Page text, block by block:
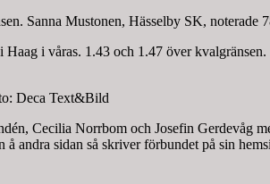
Sanna Mustonen, Hässelby SK, noterade
i våras. 1.43 och 1.47 över kvalgränsen.
Deca Text&Bild
Cecilia Norrbom och Josefin Gerdevåg
andra sidan så skriver förbundet på sin